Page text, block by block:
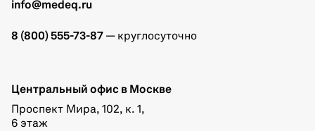
info@medeq.ru
8 (800) 555-73-87 — круглосуточно
Центральный офис в Москве
Проспект Мира, 102, к. 1,
6 этаж